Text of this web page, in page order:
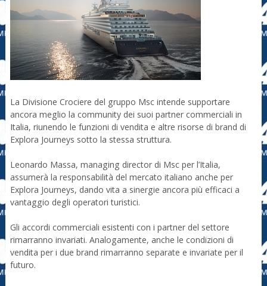
La Divisione Crociere del gruppo Msc intende supportare
ancora meglio la community dei suoi partner commerciali in
Italia, riunendo le funzioni di vendita e altre risorse di brand di
Explora Journeys sotto la stessa struttura.
Leonardo Massa, managing director di Msc per l’Italia,
assumerà la responsabilità del mercato italiano anche per
Explora Journeys, dando vita a sinergie ancora più efficaci a
vantaggio degli operatori turistici.
Gli accordi commerciali esistenti con i partner del settore
rimarranno invariati. Analogamente, anche le condizioni di
vendita per i due brand rimarranno separate e invariate per il
futuro.